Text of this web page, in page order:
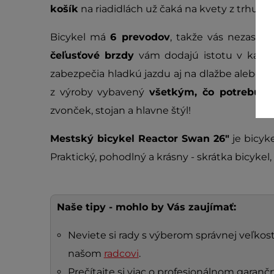
košík na riadidlách už čaká na kvety z trhu
Bicykel má6 prevodov, takže vás
čeľusťové brzdy vám dodajú istotu v
zabezpečia hladkú jazdu aj na dlažbe alebo
z výroby vybavenývšetkým, čo potrebujete
zvonček, stojan a hlavne štýl!
Mestský bicykel Reactor Swan 26" je
Praktický, pohodlný a krásny - skrátka
Naše tipy - mohlo by Vás zaujímať:
Neviete si rady s výberom správnej
našom radcovi.
Prečítajte si viac o profesionálnom